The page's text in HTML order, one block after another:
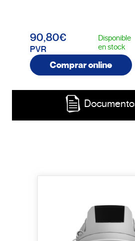
90,80€
PVR
Disponible
en stock
Comprar online